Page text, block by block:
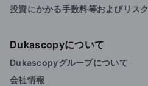
投資にかかる手数料等およびリスク
Dukascopyについて
Dukascopyグループについて
会社情報